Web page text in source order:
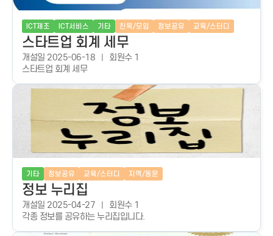
ICT제조 ICT서비스 기타 친목/모임 정보공유 교육/스터디
스타트업 회계 세무
개설일 2025-06-18
회원수 1
스타트업 회계 세무
기타 정보공유 교육/스터디 지역/동문
정보 누리집
개설일 2025-04-27
회원수 1
각종 정보를 공유하는 누리집입니다.